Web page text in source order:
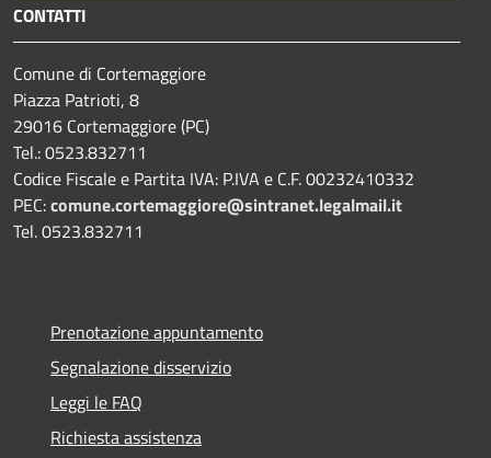
CONTATTI
Comune di Cortemaggiore
Piazza Patrioti, 8
29016 Cortemaggiore (PC)
Tel.: 0523.832711
Codice Fiscale e Partita IVA: P.IVA e C.F. 00232410332
PEC:comune.cortemaggiore@sintranet.legalmail.it
Tel. 0523.832711
Prenotazione appuntamento
Segnalazione disservizio
Leggi le FAQ
Richiesta assistenza